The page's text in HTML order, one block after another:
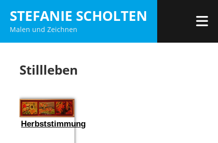
Inhalt
springen
STEFANIE SCHOLTEN
Malen und Zeichnen
Stillleben
Herbststimmung